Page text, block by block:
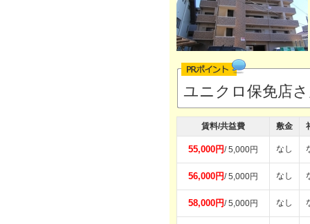
ユニクロ保免店
賃料/共益費 敷金
55,000円/ 5,000円 なし
56,000円/ 5,000円 なし
58,000円/ 5,000円 なし